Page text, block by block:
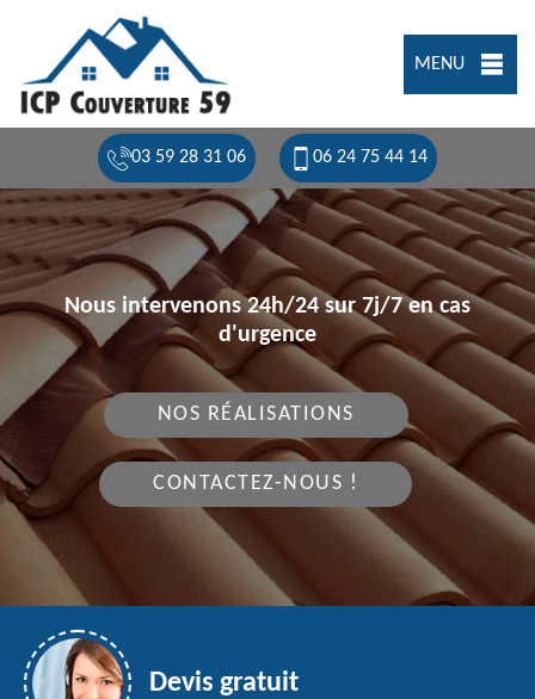
MENU
03 59 28 31 06 06 24 75 44 14
Nous intervenons 24h/24 sur 7j/7 en cas
d'urgence
NOS RÉALISATIONS
CONTACTEZ-NOUS !
Devis gratuit